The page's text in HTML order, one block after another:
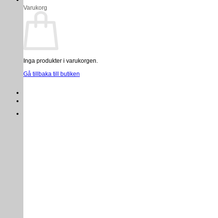
Varukorg
Inga produkter i varukorgen.
Gå tillbaka till butiken